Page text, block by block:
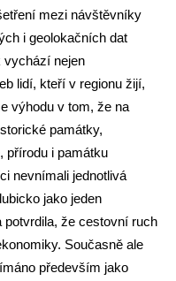
mezi návštěvníky
i geolokačních dat
vychází nejen
lidí, kteří v regionu žijí,
výhodu v tom, že na
památky,
přírodu i památku
nevnímali jednotlivá
jako jeden
potvrdila, že cestovní ruch
Současně ale
především jako